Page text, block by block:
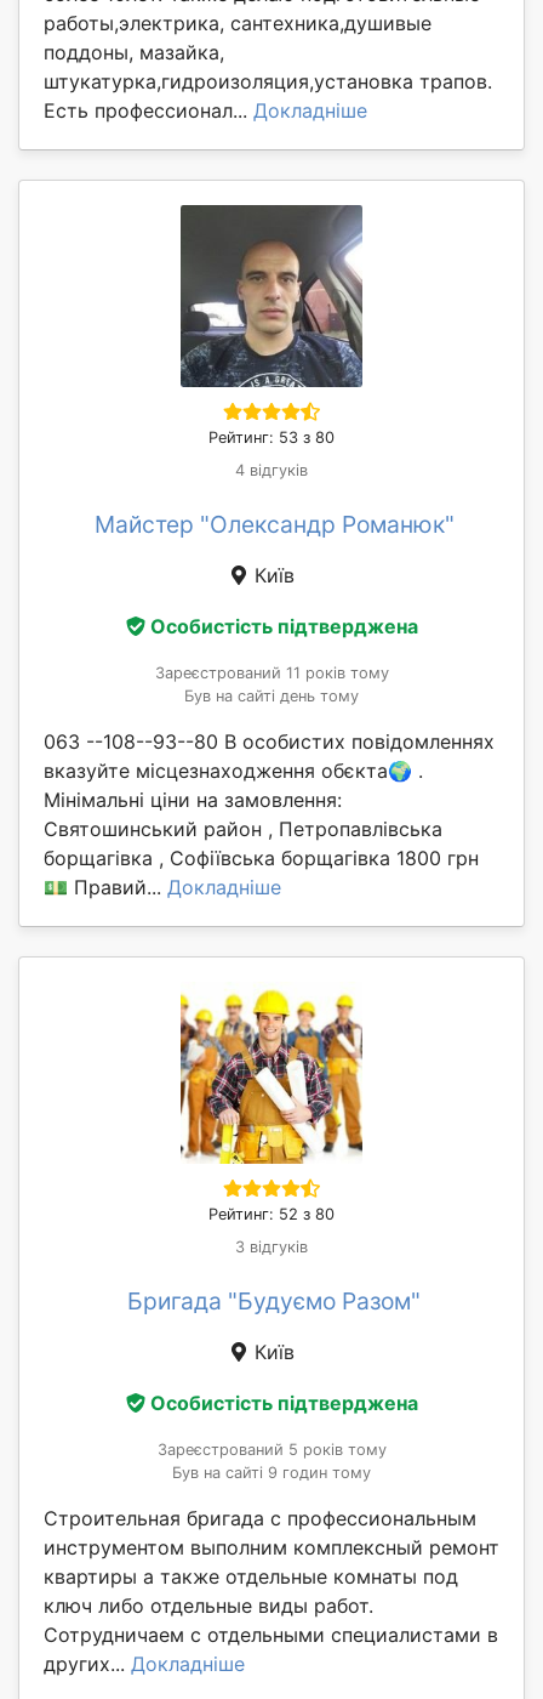
работы,электрика, сантехника,душивые
поддоны, мазайка,
штукатурка,гидроизоляция,установка трапов.
Есть профессионал... Докладніше
Рейтинг: 53 з 80
4 відгуків
Майстер "Олександр Романюк"
Київ
Особистість підтверджена
Зареєстрований 11 років тому
Був на сайті день тому
063 --108--93--80 В особистих повідомленнях
вказуйте місцезнаходження обєкта🌍 .
Мінімальні ціни на замовлення:
Святошинський район , Петропавлівська
борщагівка , Софіївська борщагівка 1800 грн
💵 Правий... Докладніше
Рейтинг: 52 з 80
3 відгуків
Бригада "Будуємо Разом"
Київ
Особистість підтверджена
Зареєстрований 5 років тому
Був на сайті 9 годин тому
Строительная бригада с профессиональным
инструментом выполним комплексный ремонт
квартиры а также отдельные комнаты под
ключ либо отдельные виды работ.
Сотрудничаем с отдельными специалистами в
других... Докладніше